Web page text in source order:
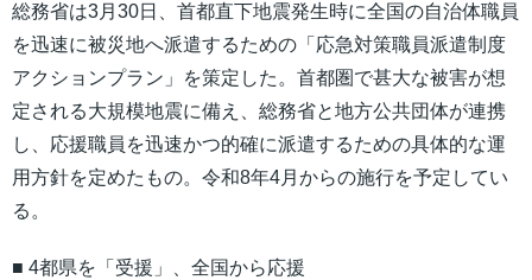
総務省は3月30日、首都直下地震発生時に全国の自治体職員
を迅速に被災地へ派遣するための「応急対策職員派遣制度
アクションプラン」を策定した。首都圏で甚大な被害が想
定される大規模地震に備え、総務省と地方公共団体が連携
し、応援職員を迅速かつ的確に派遣するための具体的な運
用方針を定めたもの。令和8年4月からの施行を予定してい
る。
■ 4都県を「受援」、全国から応援